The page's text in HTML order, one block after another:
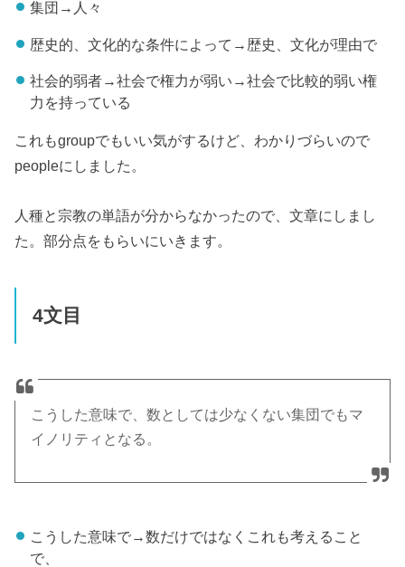
集団→人々
歴史的、文化的な条件によって→歴史、文化が理由で
社会的弱者→社会で権力が弱い→社会で比較的弱い権
力を持っている
これもgroupでもいい気がするけど、わかりづらいので
peopleにしました。
人種と宗教の単語が分からなかったので、文章にしまし
た。部分点をもらいにいきます。
4文目
こうした意味で、数としては少なくない集団でもマ
イノリティとなる。
こうした意味で→数だけではなくこれも考えること
で、